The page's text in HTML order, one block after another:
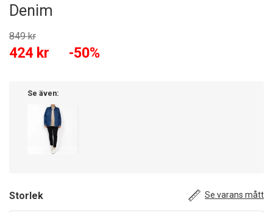
Denim
849 kr
424 kr -50%
Se även:
Storlek Se varans mått